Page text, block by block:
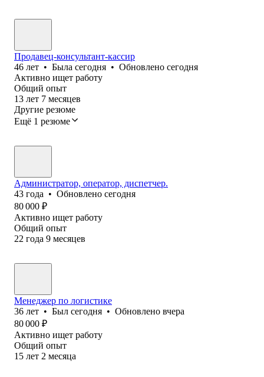
Продавец-консультант-кассир
46 лет • Была сегодня • Обновлено сегодня
Активно ищет работу
Общий опыт
13 лет 7 месяцев
Другие резюме
Ещё 1 резюме
Администратор, оператор, диспетчер.
43 года • Обновлено сегодня
80 000 ₽
Активно ищет работу
Общий опыт
22 года 9 месяцев
Менеджер по логистике
36 лет • Был сегодня • Обновлено вчера
80 000 ₽
Активно ищет работу
Общий опыт
15 лет 2 месяца